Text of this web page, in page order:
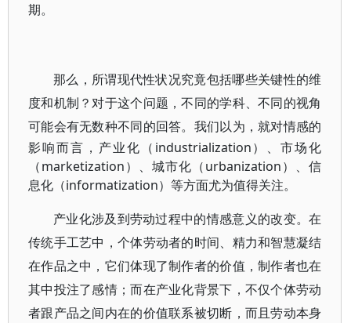
期。
那么，所谓现代性状况究竟包括哪些关键性的维
度和机制？对于这个问题，不同的学科、不同的视角
可能会有无数种不同的回答。我们以为，就对情感的
影响而言，产业化（industrialization）、市场化
（marketization）、城市化（urbanization）、信
息化（informatization）等方面尤为值得关注。
产业化涉及到劳动过程中的情感意义的改变。在
传统手工艺中，个体劳动者的时间、精力和智慧凝结
在作品之中，它们体现了制作者的价值，制作者也在
其中投注了感情；而在产业化背景下，不仅个体劳动
者跟产品之间内在的价值联系被切断，而且劳动本身